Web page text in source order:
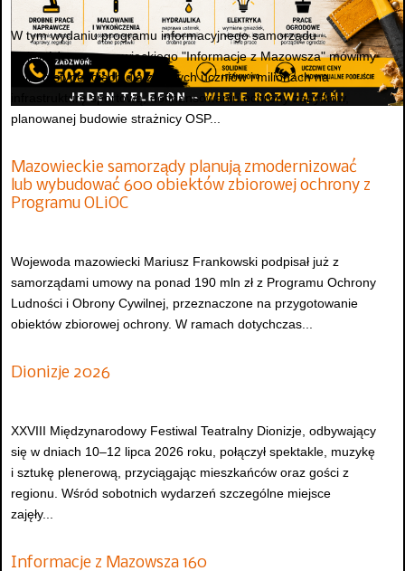
W tym wydaniu programu informacyjnego samorządu
województwa mazowieckiego "Informacje z Mazowsza" mówimy
m.in. o stypendiach dla zdolnych uczniów i milionach na
infrastrukturę sportową, dofinansowaniu ochrony zabytków,
planowanej budowie strażnicy OSP...
Mazowieckie samorządy planują zmodernizować
lub wybudować 600 obiektów zbiorowej ochrony z
Programu OLiOC
Wojewoda mazowiecki Mariusz Frankowski podpisał już z
samorządami umowy na ponad 190 mln zł z Programu Ochrony
Ludności i Obrony Cywilnej, przeznaczone na przygotowanie
obiektów zbiorowej ochrony. W ramach dotychczas...
Dionizje 2026
XXVIII Międzynarodowy Festiwal Teatralny Dionizje, odbywający
się w dniach 10–12 lipca 2026 roku, połączył spektakle, muzykę
i sztukę plenerową, przyciągając mieszkańców oraz gości z
regionu. Wśród sobotnich wydarzeń szczególne miejsce
zajęły...
Informacje z Mazowsza 160